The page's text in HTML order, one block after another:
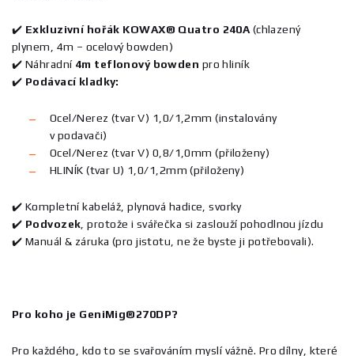
✔️ Exkluzivní hořák KOWAX® Quatro 240A (chlazený
plynem, 4m – ocelový bowden)
✔️ Náhradní 4m teflonový bowden pro hliník
✔️ Podávací kladky:
Ocel/Nerez (tvar V) 1,0/1,2mm (instalovány
v podavači)
Ocel/Nerez (tvar V) 0,8/1,0mm (přiloženy)
HLINÍK (tvar U) 1,0/1,2mm (přiloženy)
✔️ Kompletní kabeláž, plynová hadice, svorky
✔️ Podvozek , protože i svářečka si zaslouží pohodlnou jízdu
✔️ Manuál & záruka (pro jistotu, ne že byste ji potřebovali).
Pro koho je GeniMig®270DP?
Pro každého, kdo to se svařováním myslí vážně. Pro dílny, které